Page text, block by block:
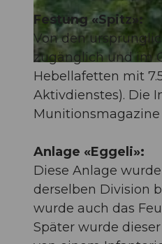
Festung «Spitz»:
Von den
zugänglich und im
Hebellafetten mit
Aktivdienstes). Die
Anlage «Eggeli»:
Diese Anlage
derselben Division
wurde auch das
Später wurde